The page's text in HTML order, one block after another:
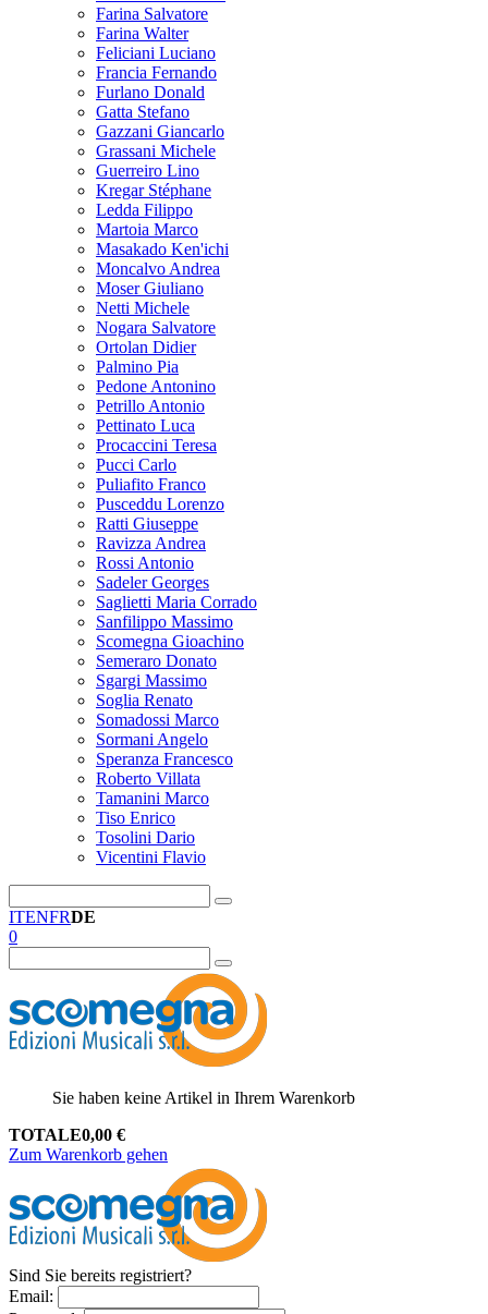
Farina Salvatore
Farina Walter
Feliciani Luciano
Francia Fernando
Furlano Donald
Gatta Stefano
Gazzani Giancarlo
Grassani Michele
Guerreiro Lino
Kregar Stéphane
Ledda Filippo
Martoia Marco
Masakado Ken'ichi
Moncalvo Andrea
Moser Giuliano
Netti Michele
Nogara Salvatore
Ortolan Didier
Palmino Pia
Pedone Antonino
Petrillo Antonio
Pettinato Luca
Procaccini Teresa
Pucci Carlo
Puliafito Franco
Pusceddu Lorenzo
Ratti Giuseppe
Ravizza Andrea
Rossi Antonio
Sadeler Georges
Saglietti Maria Corrado
Sanfilippo Massimo
Scomegna Gioachino
Semeraro Donato
Sgargi Massimo
Soglia Renato
Somadossi Marco
Sormani Angelo
Speranza Francesco
Roberto Villata
Tamanini Marco
Tiso Enrico
Tosolini Dario
Vicentini Flavio
ITENFRDE
0
Sie haben keine Artikel in Ihrem Warenkorb
TOTALE0,00 €
Zum Warenkorb gehen
Sind Sie bereits registriert?
Email: